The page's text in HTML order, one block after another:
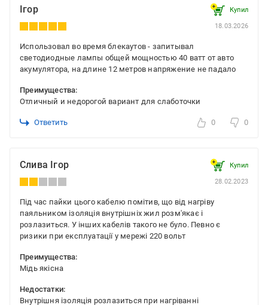
Ігор Купил
18.03.2026
Использовал во время блекаутов - запитывал
светодиодные лампы общей мощностью 40 ватт от авто
акумулятора, на длине 12 метров напряжение не падало
Преимущества:
Отличный и недорогой вариант для слаботочки
Ответить 0 0
Слива Ігор Купил
28.02.2023
Під час пайки цього кабелю помітив, що від нагріву
паяльником ізоляція внутрішніх жил розм'якає і
розлазиться. У інших кабелів такого не було. Певно є
ризики при експлуатації у мережі 220 вольт
Преимущества:
Мідь якісна
Недостатки:
Внутрішня ізоляція розлазиться при нагріванні